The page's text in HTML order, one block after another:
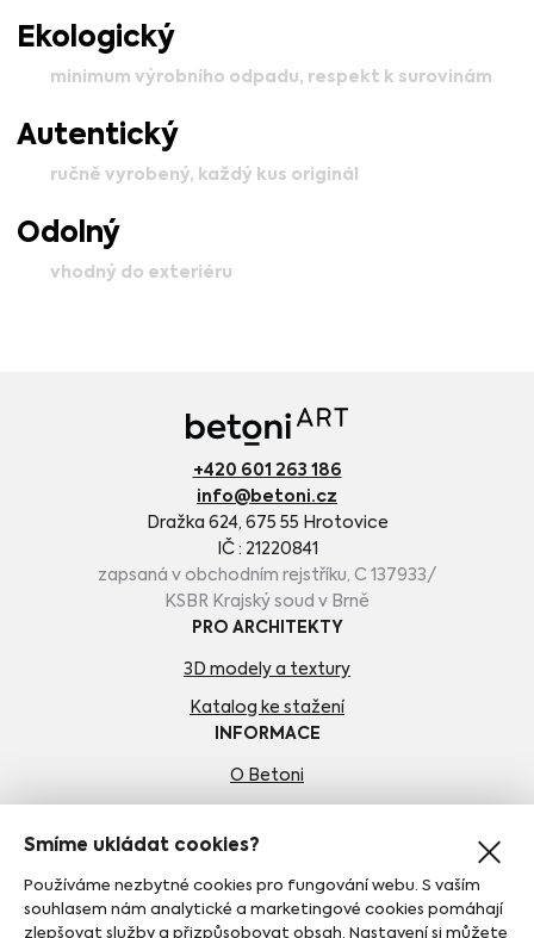
Ekologický
minimum výrobního odpadu, respekt k surovinám
Autentický
ručně vyrobený, každý kus originál
Odolný
vhodný do exteriéru
+420 601 263 186
info@betoni.cz
Dražka 624, 675 55 Hrotovice
IČ : 21220841
zapsaná v obchodním rejstříku, C 137933/
KSBR Krajský soud v Brně
PRO ARCHITEKTY
3D modely a textury
Katalog ke stažení
INFORMACE
O Betoni
Kontakty
Obchodní podmínky
Zásady ochrany osobních údajů
Smíme ukládat cookies?
Používáme nezbytné cookies pro fungování webu. S vaším
souhlasem nám analytické a marketingové cookies pomáhají
zlepšovat služby a přizpůsobovat obsah. Nastavení si můžete